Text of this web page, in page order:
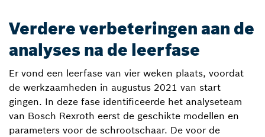
Verdere verbeteringen aan de
analyses na de leerfase
Er vond een leerfase van vier weken plaats, voordat
de werkzaamheden in augustus 2021 van start
gingen. In deze fase identificeerde het analyseteam
van Bosch Rexroth eerst de geschikte modellen en
parameters voor de schrootschaar. De voor de